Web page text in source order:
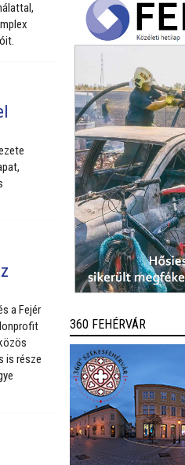
a Fejér
is része
360 FEHÉRVÁR